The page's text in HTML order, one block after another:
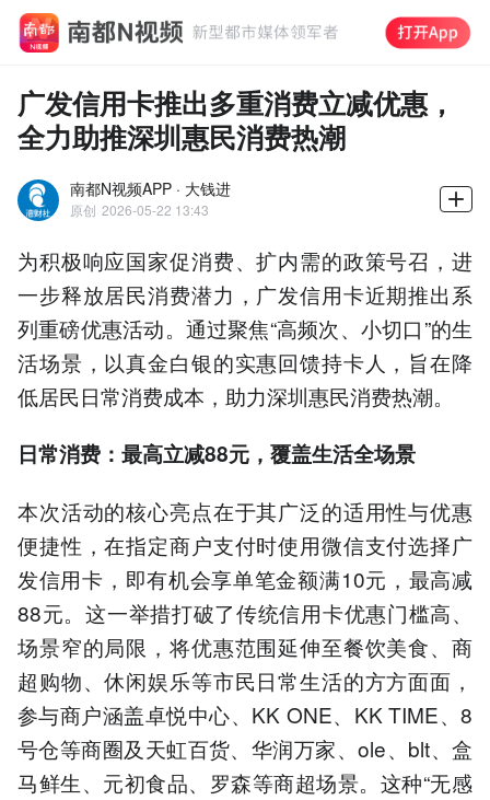
广发信用卡推出多重消费立减优惠，
全力助推深圳惠民消费热潮
南都N视频APP · 大钱进
原创 2026-05-22 13:43
为积极响应国家促消费、扩内需的政策号召，进
一步释放居民消费潜力，广发信用卡近期推出系
列重磅优惠活动。通过聚焦“高频次、小切口”的生
活场景，以真金白银的实惠回馈持卡人，旨在降
低居民日常消费成本，助力深圳惠民消费热潮。
日常消费：最高立减88元，覆盖生活全场景
本次活动的核心亮点在于其广泛的适用性与优惠
便捷性，在指定商户支付时使用微信支付选择广
发信用卡，即有机会享单笔金额满10元，最高减
88元。这一举措打破了传统信用卡优惠门槛高、
场景窄的局限，将优惠范围延伸至餐饮美食、商
超购物、休闲娱乐等市民日常生活的方方面面，
参与商户涵盖卓悦中心、KK ONE、KK TIME、8
号仓等商圈及天虹百货、华润万家、ole、blt、盒
马鲜生、元初食品、罗森等商超场景。这种“无感